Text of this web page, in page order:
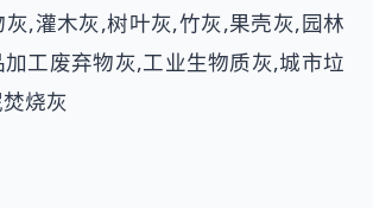
,灌木灰,树叶灰,竹灰,果壳灰,园林
工废弃物灰,工业生物质灰,城市垃
烧灰